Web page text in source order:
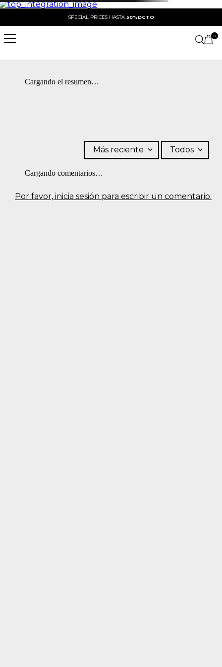
SPECIAL PRICES HASTA 50%DCTO
0
Cargando el resumen…
Por favor, inicia sesión para escribir un comentario.
Más reciente Todos
Cargando comentarios…